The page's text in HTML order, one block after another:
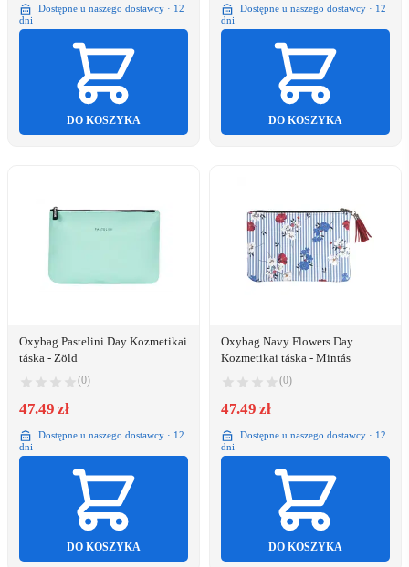
Dostępne u naszego dostawcy · 12
dni
DO KOSZYKA
Dostępne u naszego dostawcy · 12
dni
DO KOSZYKA
Oxybag Pastelini Day Kozmetikai
táska - Zöld
(0)
47.49 zł
Dostępne u naszego dostawcy · 12
dni
DO KOSZYKA
Oxybag Navy Flowers Day
Kozmetikai táska - Mintás
(0)
47.49 zł
Dostępne u naszego dostawcy · 12
dni
DO KOSZYKA